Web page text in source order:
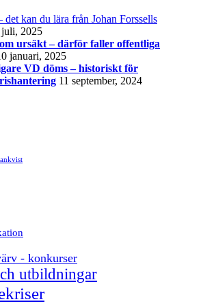
kan du lära från Johan Forssells
juli, 2025
ursäkt – därför faller offentliga
januari, 2025
VD döms – historiskt för
11 september, 2024
- konkurser
utbildningar